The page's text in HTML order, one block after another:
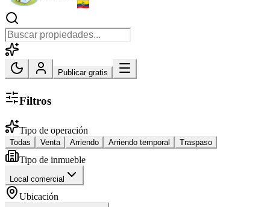
Publicar gratis
Filtros
Tipo de operación
Todas Venta Arriendo Arriendo temporal Traspaso
Tipo de inmueble
Local comercial
Ubicación